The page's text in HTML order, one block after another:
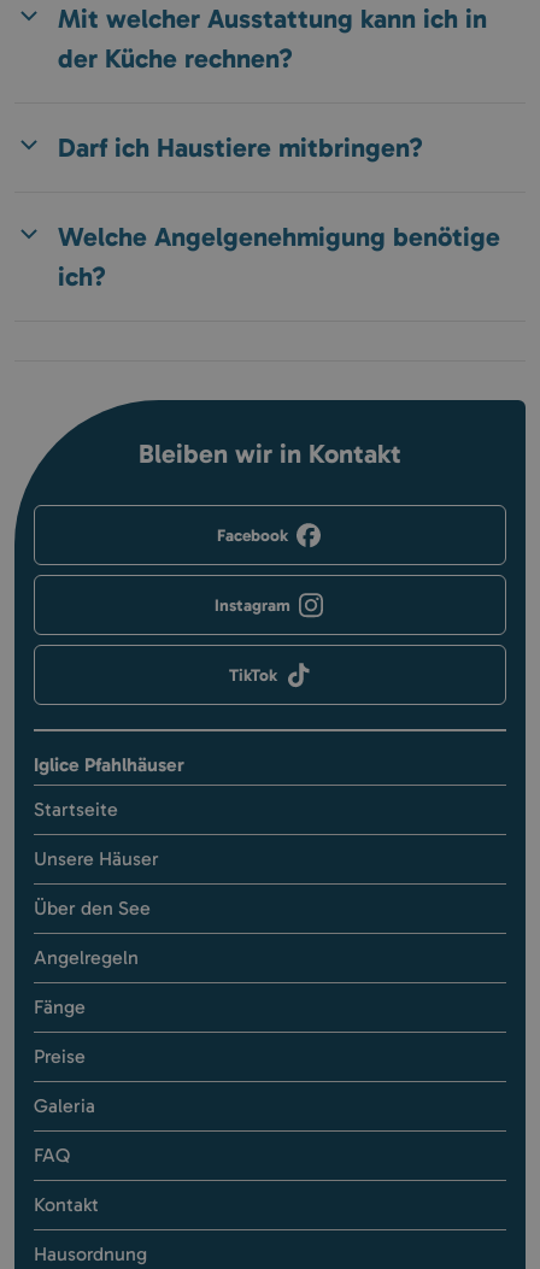
Mit welcher Ausstattung kann ich in
der Küche rechnen?
Darf ich Haustiere mitbringen?
Welche Angelgenehmigung benötige
ich?
Bleiben wir in Kontakt
Facebook
Instagram
TikTok
Iglice Pfahlhäuser
Startseite
Unsere Häuser
Über den See
Angelregeln
Fänge
Preise
Galeria
FAQ
Kontakt
Hausordnung